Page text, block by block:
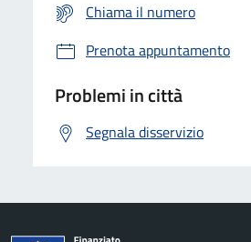
Chiama il numero
Prenota appuntamento
Problemi in città
Segnala disservizio